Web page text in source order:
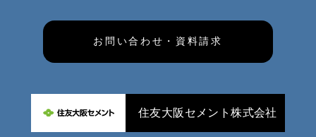
お問い合わせ・資料請求
住友大阪セメント株式会社